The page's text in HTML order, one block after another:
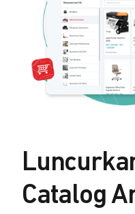
Catalog